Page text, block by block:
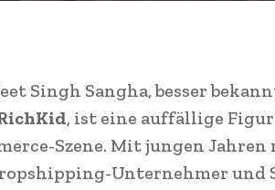
Singh Sangha, besser
, ist eine auffällige
Szene. Mit jungen
Unternehmer und